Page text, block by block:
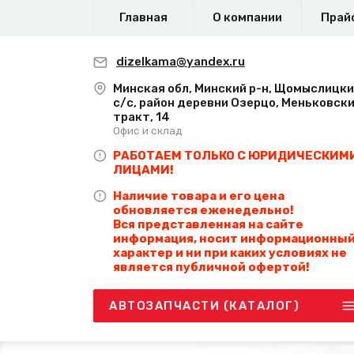
Главная О компании
dizelkama@yandex.ru
Минская обл, Минский р-н,
с/с, район деревни Озерцо,
тракт, 14
Офис и склад
РАБОТАЕМ ТОЛЬКО С
ЛИЦАМИ!
Наличие товара и его цена
обновляется еженедельно!
Вся представленная на сайте
информация, носит информационный
характер и ни при каких условиях не
является публичной офертой!
АВТОЗАПЧАСТИ (КАТАЛОГ)